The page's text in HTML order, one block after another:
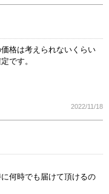
格は考えられないくらい
です。
2022/11/18
何時でも届けて頂けるの